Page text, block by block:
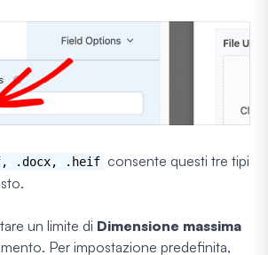
.docx, .heif consente questi tre tipi
un limite di Dimensione massima
Per impostazione predefinita,